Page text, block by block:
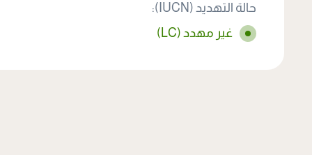
حالة التهديد (IUCN):
غير مهدد (LC)